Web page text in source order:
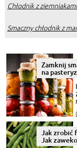
Chłodnik z ziemniakami
Smaczny chłodnik z
Zamknij
na
Jak zrobić
Jak